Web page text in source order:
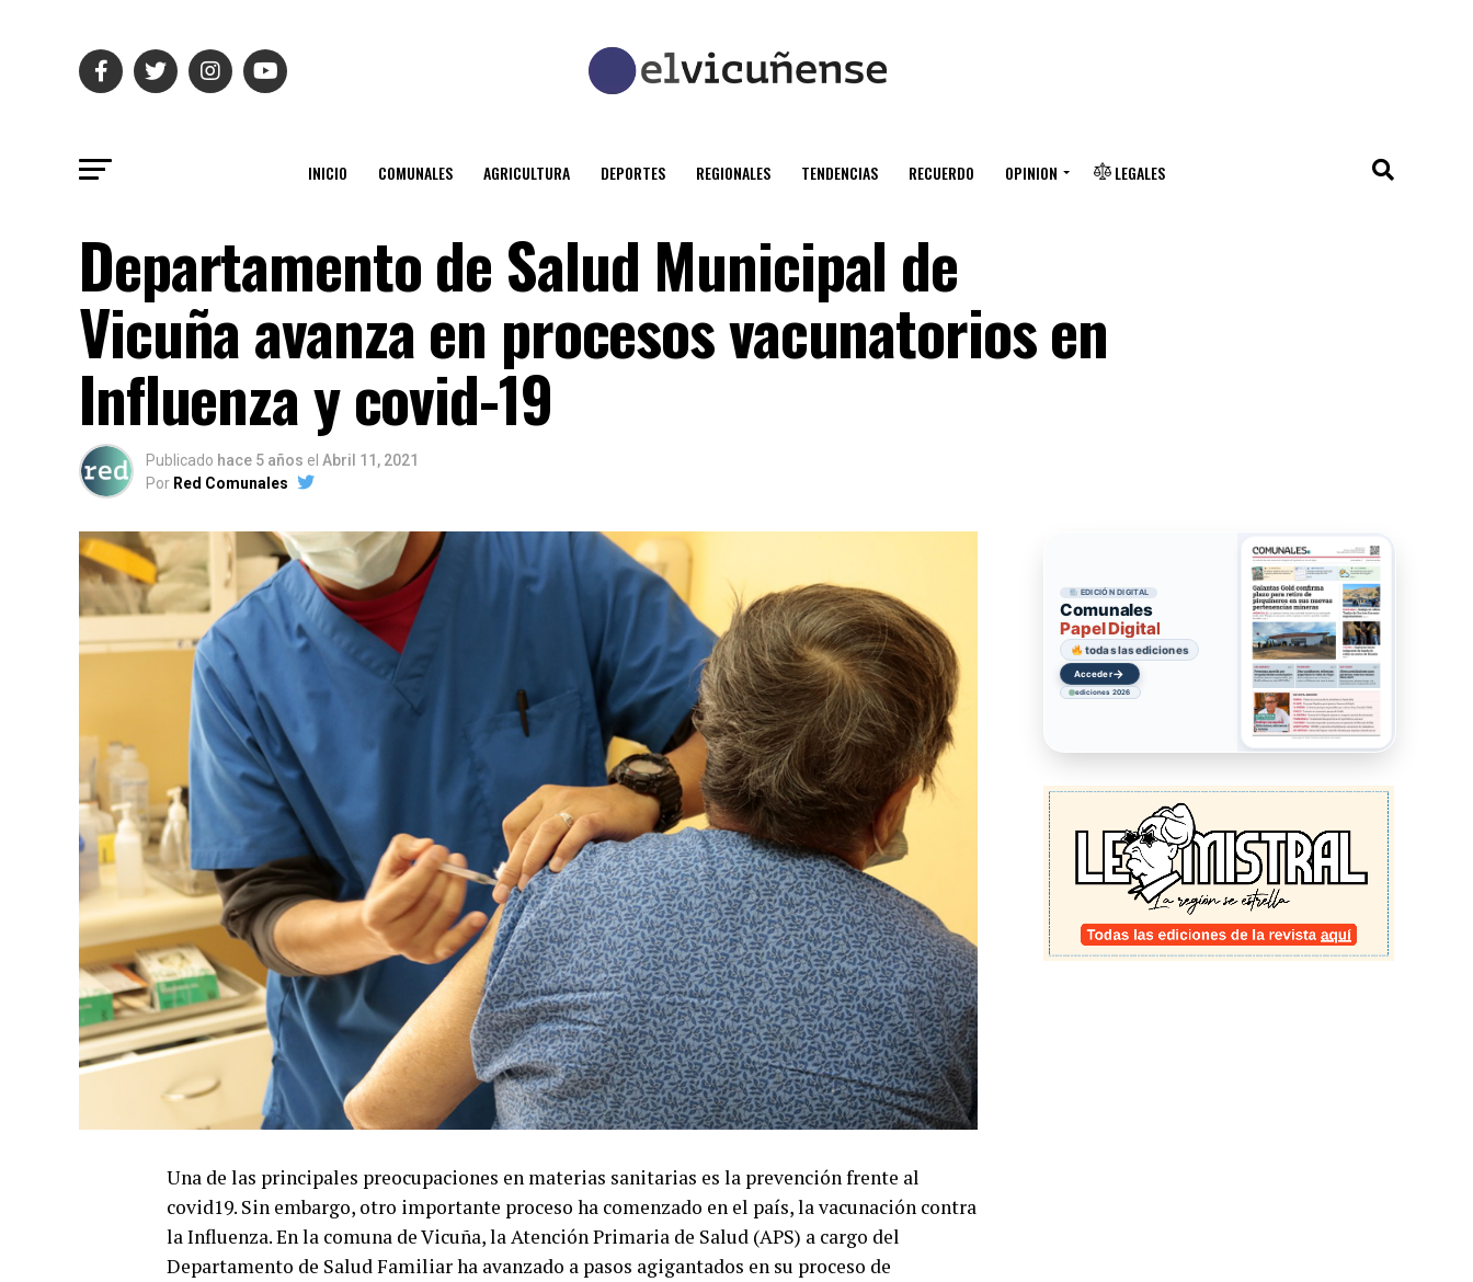
INICIO COMUNALES AGRICULTURA DEPORTES REGIONALES TENDENCIAS RECUERDO OPINION LEGALES
Departamento de Salud Municipal de
Vicuña avanza en procesos vacunatorios en
Influenza y covid-19
Publicado hace 5 años el Abril 11, 2021
Por Red Comunales
Una de las principales preocupaciones en materias sanitarias es la prevención frente al
covid19. Sin embargo, otro importante proceso ha comenzado en el país, la vacunación contra
la Influenza. En la comuna de Vicuña, la Atención Primaria de Salud (APS) a cargo del
Departamento de Salud Familiar ha avanzado a pasos agigantados en su proceso de
EDICIÓN DIGITAL
Comunales
Papel Digital
todas las ediciones
Acceder→
ediciones 2026